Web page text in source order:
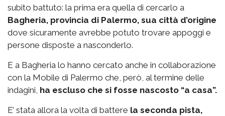
subito battuto: la prima era quella di cercarlo a
Bagheria, provincia di Palermo, sua città d’origine
dove sicuramente avrebbe potuto trovare appoggi e
persone disposte a nasconderlo.
E a Bagheria lo hanno cercato anche in collaborazione
con la Mobile di Palermo che, però, al termine delle
indagini, ha escluso che si fosse nascosto “a casa”.
E’ stata allora la volta di battere la seconda pista,